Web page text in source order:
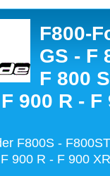
F800-
GS - F
F 800
900 R - F
F800S -
900 R - F 900